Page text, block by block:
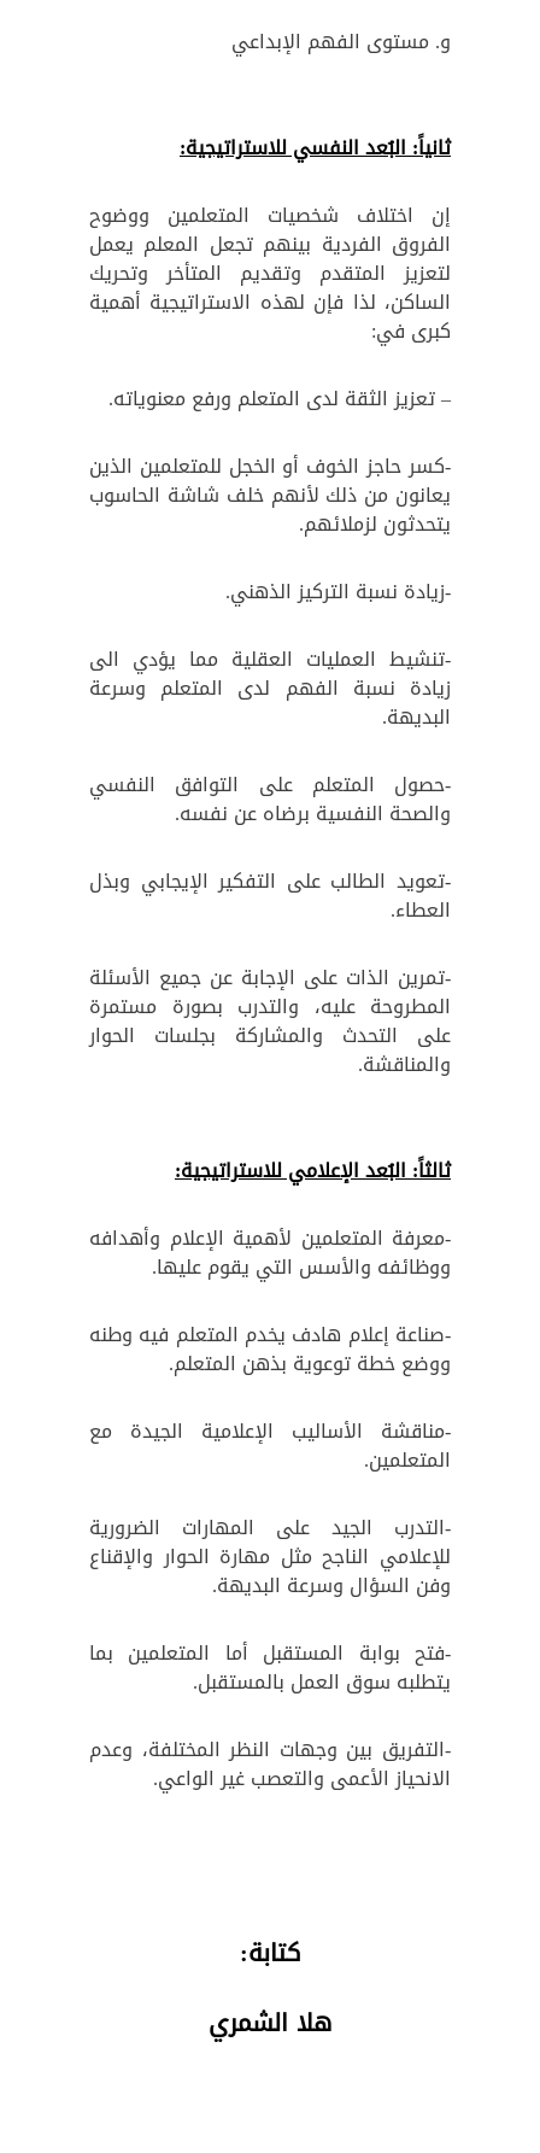
و. مستوى الفهم الإبداعي
ثانياً: البُعد النفسي للاستراتيجية:
إن اختلاف شخصيات المتعلمين ووضوح
الفروق الفردية بينهم تجعل المعلم يعمل
لتعزيز المتقدم وتقديم المتأخر وتحريك
الساكن، لذا فإن لهذه الاستراتيجية أهمية
كبرى في:
– تعزيز الثقة لدى المتعلم ورفع معنوياته.
-كسر حاجز الخوف أو الخجل للمتعلمين الذين
يعانون من ذلك لأنهم خلف شاشة الحاسوب
يتحدثون لزملائهم.
-زيادة نسبة التركيز الذهني.
-تنشيط العمليات العقلية مما يؤدي الى
زيادة نسبة الفهم لدى المتعلم وسرعة
البديهة.
-حصول المتعلم على التوافق النفسي
والصحة النفسية برضاه عن نفسه.
-تعويد الطالب على التفكير الإيجابي وبذل
العطاء.
-تمرين الذات على الإجابة عن جميع الأسئلة
المطروحة عليه، والتدرب بصورة مستمرة
على التحدث والمشاركة بجلسات الحوار
والمناقشة.
ثالثاً: البُعد الإعلامي للاستراتيجية:
-معرفة المتعلمين لأهمية الإعلام وأهدافه
ووظائفه والأسس التي يقوم عليها.
-صناعة إعلام هادف يخدم المتعلم فيه وطنه
ووضع خطة توعوية بذهن المتعلم.
-مناقشة الأساليب الإعلامية الجيدة مع
المتعلمين.
-التدرب الجيد على المهارات الضرورية
للإعلامي الناجح مثل مهارة الحوار والإقناع
وفن السؤال وسرعة البديهة.
-فتح بوابة المستقبل أما المتعلمين بما
يتطلبه سوق العمل بالمستقبل.
-التفريق بين وجهات النظر المختلفة، وعدم
الانحياز الأعمى والتعصب غير الواعي.
كتابة:
هلا الشمري